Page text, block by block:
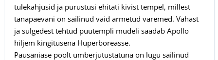
tulekahjusid ja purustusi ehitati kivist tempel, millest
tänapäevani on säilinud vaid armetud varemed. Vahast
ja sulgedest tehtud puutempli mudeli saadab Apollo
hiljem kingitusena Hüperboreasse.
Pausaniase poolt ümberjutustatuna on lugu säilinud